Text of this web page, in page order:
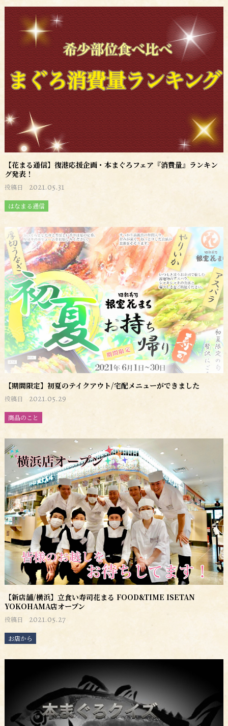
【花まる通信】復港応援企画・本まぐろフェア『消費量』ランキン
グ発表！
投稿日 2021.05.31
はなまる通信
【期間限定】初夏のテイクアウト/宅配メニューができました
投稿日 2021.05.29
商品のこと
【新店舗/横浜】立食い寿司花まる FOOD&TIME ISETAN
YOKOHAMA店オープン
投稿日 2021.05.27
お店から